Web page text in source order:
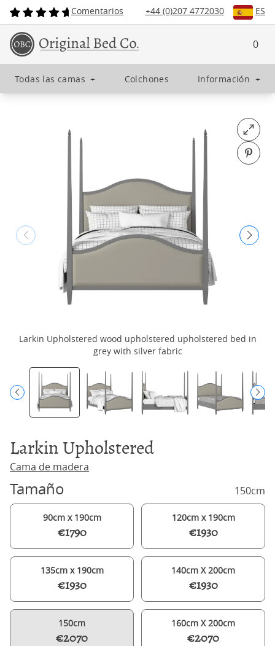
Comentarios +44 (0)207 4772030 ES
0
Todas las camas + Colchones Información +
Open
Pin
Larkin Upholstered wood upholstered upholstered bed in
grey with silver fabric
Larkin Upholstered
Cama de madera
Tamaño 150cm
90cm x 190cm
€1790
120cm x 190cm
€1930
135cm x 190cm
€1930
140cm X 200cm
€1930
150cm
€2070
160cm X 200cm
€2070